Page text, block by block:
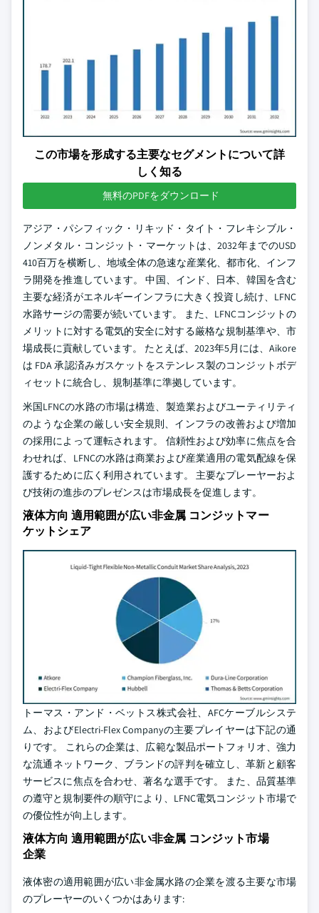
この市場を形成する主要なセグメントについて詳
しく知る
無料のPDFをダウンロード
アジア・パシフィック・リキッド・タイト・フレキシブル・
ノンメタル・コンジット・マーケットは、2032年までのUSD
410百万を横断し、地域全体の急速な産業化、都市化、インフ
ラ開発を推進しています。 中国、インド、日本、韓国を含む
主要な経済がエネルギーインフラに大きく投資し続け、LFNC
水路サージの需要が続いています。 また、LFNCコンジットの
メリットに対する電気的安全に対する厳格な規制基準や、市
場成長に貢献しています。 たとえば、2023年5月には、Aikore
は FDA 承認済みガスケットをステンレス製のコンジットボデ
ィセットに統合し、規制基準に準拠しています。
米国LFNCの水路の市場は構造、製造業およびユーティリティ
のような企業の厳しい安全規則、インフラの改善および増加
の採用によって運転されます。 信頼性および効率に焦点を合
わせれば、LFNCの水路は商業および産業適用の電気配線を保
護するために広く利用されています。 主要なプレーヤーおよ
び技術の進歩のプレゼンスは市場成長を促進します。
液体方向 適用範囲が広い非金属 コンジットマー
ケットシェア
トーマス・アンド・ベットス株式会社、AFCケーブルシステ
ム、およびElectri-Flex Companyの主要プレイヤーは下記の通
りです。 これらの企業は、広範な製品ポートフォリオ、強力
な流通ネットワーク、ブランドの評判を確立し、革新と顧客
サービスに焦点を合わせ、著名な選手です。 また、品質基準
の遵守と規制要件の順守により、LFNC電気コンジット市場で
の優位性が向上します。
液体方向 適用範囲が広い非金属 コンジット市場
企業
液体密の適用範囲が広い非金属水路の企業を渡る主要な市場
のプレーヤーのいくつかはあります: